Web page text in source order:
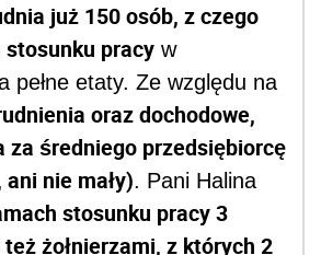
już 150 osób, z czego
stosunku pracy w
pełne etaty. Ze względu na
oraz dochodowe,
za średniego przedsiębiorcę
nie mały). Pani Halina
stosunku pracy 3
żołnierzami, z których 2